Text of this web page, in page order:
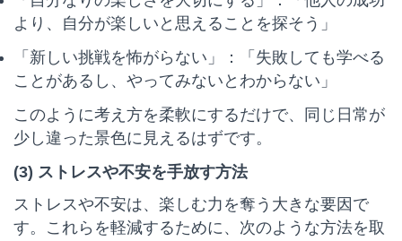
より、自分が楽しいと思えることを探そう」
「新しい挑戦を怖がらない」：「失敗しても学べる
ことがあるし、やってみないとわからない」
このように考え方を柔軟にするだけで、同じ日常が
少し違った景色に見えるはずです。
(3) ストレスや不安を手放す方法
ストレスや不安は、楽しむ力を奪う大きな要因で
す。これらを軽減するために、次のような方法を取